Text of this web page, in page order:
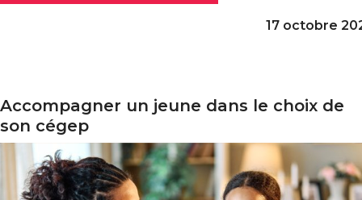
17 octobre
Accompagner un jeune dans le choix de
son cégep
un jeune dans le choix de son cégep